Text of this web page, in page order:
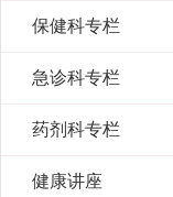
保健科专栏
急诊科专栏
药剂科专栏
健康讲座